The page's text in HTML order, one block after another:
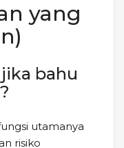
yang
bahu
utamanya
risiko